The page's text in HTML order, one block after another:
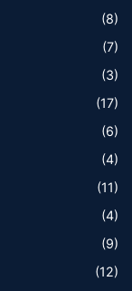
(8)
(7)
(3)
(17)
(6)
(4)
(11)
(4)
(9)
(12)